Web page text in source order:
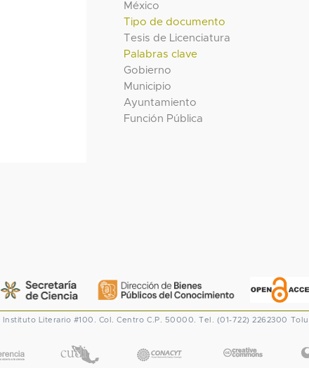
México
Tipo de documento
Tesis de Licenciatura
Palabras clave
Gobierno
Municipio
Ayuntamiento
Función Pública
Instituto Literario #100. Col. Centro C.P. 50000. Tel. (01-722) 2262300